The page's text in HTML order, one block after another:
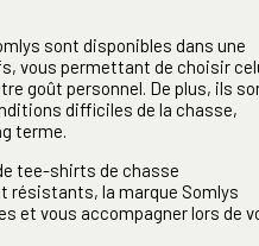
sont disponibles dans une
vous permettant de choisir
goût personnel. De plus, ils
difficiles de la chasse,
terme.
tee-shirts de chasse
résistants, la marque Somlys
et vous accompagner lors de